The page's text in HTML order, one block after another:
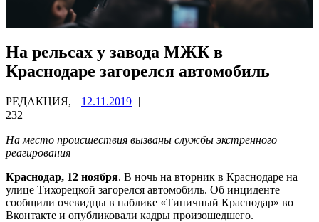
На рельсах у завода МЖК в
Краснодаре загорелся автомобиль
РЕДАКЦИЯ, 12.11.2019 |
232
На место происшествия вызваны службы экстренного
реагирования
Краснодар, 12 ноября. В ночь на вторник в Краснодаре на
улице Тихорецкой загорелся автомобиль. Об инциденте
сообщили очевидцы в паблике «Типичный Краснодар» во
Вконтакте и опубликовали кадры произошедшего.